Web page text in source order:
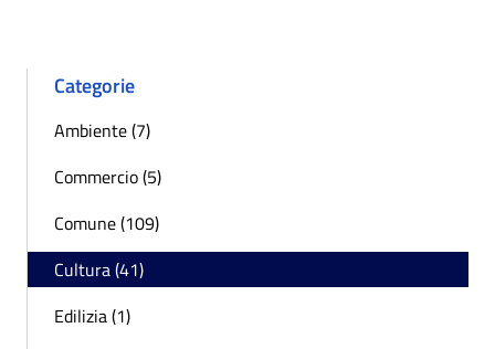
Categorie
Ambiente (7)
Commercio (5)
Comune (109)
Cultura (41)
Edilizia (1)